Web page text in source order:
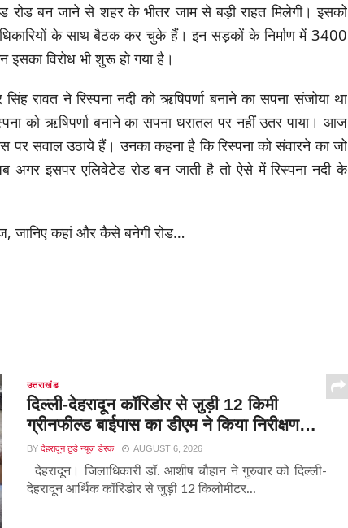
रोड बन जाने से शहर के भीतर जाम से बड़ी राहत मिलेगी। इसको
के साथ बैठक कर चुके हैं। इन सड़कों के निर्माण में 3400
विरोध भी शुरू हो गया है।
सिंह रावत ने रिस्पना नदी को ऋषिपर्णा बनाने का सपना संजोया था
को ऋषिपर्णा बनाने का सपना धरातल पर नहीं उतर पाया। आज
पर सवाल उठाये हैं। उनका कहना है कि रिस्पना को संवारने का जो
अगर इसपर एलिवेटेड रोड बन जाती है तो ऐसे में रिस्पना नदी के
उत्तराखंड
दिल्ली-देहरादून कॉरिडोर से जुड़ी 12 किमी
ग्रीनफील्ड बाईपास का डीएम ने किया निरीक्षण…
BY देहरादून टुडे न्यूज़ डेस्क AUGUST 6, 2026
देहरादून। जिलाधिकारी डॉ. आशीष चौहान ने गुरुवार को दिल्ली-
देहरादून आर्थिक कॉरिडोर से जुड़ी 12 किलोमीटर...